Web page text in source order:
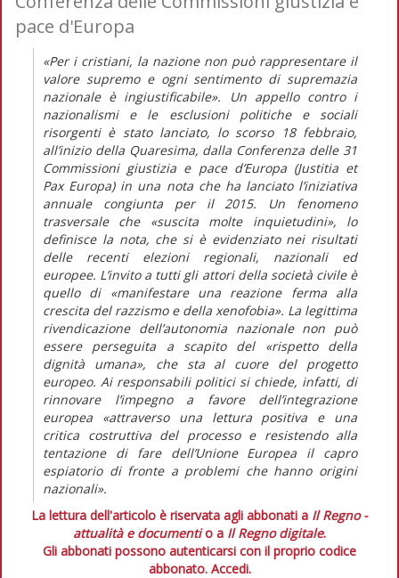
pace d'Europa
«Per i cristiani, la nazione non può rappresentare il
valore supremo e ogni sentimento di supremazia
nazionale è ingiustificabile». Un appello contro i
nazionalismi e le esclusioni politiche e sociali
risorgenti è stato lanciato, lo scorso 18 febbraio,
all’inizio della Quaresima, dalla Conferenza delle 31
Commissioni giustizia e pace d’Europa (Justitia et
Pax Europa) in una nota che ha lanciato l’iniziativa
annuale congiunta per il 2015. Un fenomeno
trasversale che «suscita molte inquietudini», lo
definisce la nota, che si è evidenziato nei risultati
delle recenti elezioni regionali, nazionali ed
europee. L’invito a tutti gli attori della società civile è
quello di «manifestare una reazione ferma alla
crescita del razzismo e della xenofobia». La legittima
rivendicazione dell’autonomia nazionale non può
essere perseguita a scapito del «rispetto della
dignità umana», che sta al cuore del progetto
europeo. Ai responsabili politici si chiede, infatti, di
rinnovare l’impegno a favore dell’integrazione
europea «attraverso una lettura positiva e una
critica costruttiva del processo e resistendo alla
tentazione di fare dell’Unione Europea il capro
espiatorio di fronte a problemi che hanno origini
nazionali».
La lettura dell'articolo è riservata agli abbonati a Il Regno -
attualità e documentio a Il Regno digitale.
Gli abbonati possono autenticarsi con il proprio codice
abbonato. Accedi.